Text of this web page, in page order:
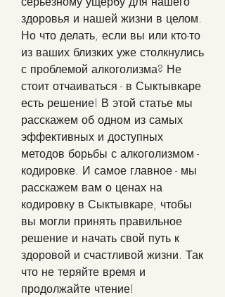
здоровья и нашей жизни в целом.
Но что делать, если вы или кто-то
из ваших близких уже столкнулись
с проблемой алкоголизма? Не
стоит отчаиваться - в Сыктывкаре
есть решение! В этой статье мы
расскажем об одном из самых
эффективных и доступных
методов борьбы с алкоголизмом -
кодировке. И самое главное - мы
расскажем вам о ценах на
кодировку в Сыктывкаре, чтобы
вы могли принять правильное
решение и начать свой путь к
здоровой и счастливой жизни. Так
что не теряйте время и
продолжайте чтение!